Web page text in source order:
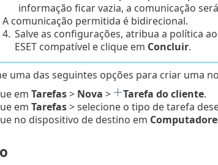
informação ficar vazia, a comunicação
A comunicação permitida é bidirecional.
4. Salve as configurações, atribua a política
ESET compatível e clique em Concluir.
uma das seguintes opções para criar uma
em Tarefas> Nova > Tarefa do cliente.
em Tarefas> selecione o tipo de tarefa
no dispositivo de destino em